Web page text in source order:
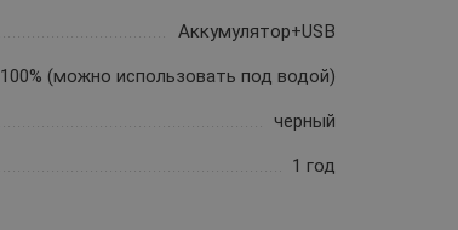
Аккумулятор+USB
100% (можно использовать под водой)
черный
1 год